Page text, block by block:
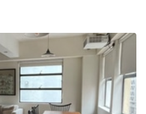
Meeting Office Shop Share